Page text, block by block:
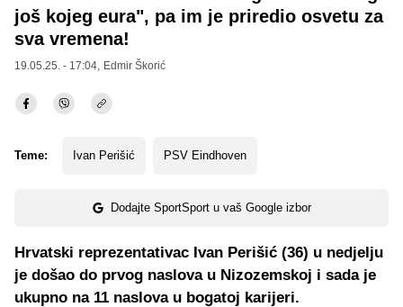
još kojeg eura", pa im je priredio osvetu za
sva vremena!
19.05.25. - 17:04, Edmir Škorić
Teme: Ivan Perišić PSV Eindhoven
Dodajte SportSport u vaš Google izbor
Hrvatski reprezentativac Ivan Perišić (36) u nedjelju
je došao do prvog naslova u Nizozemskoj i sada je
ukupno na 11 naslova u bogatoj karijeri.